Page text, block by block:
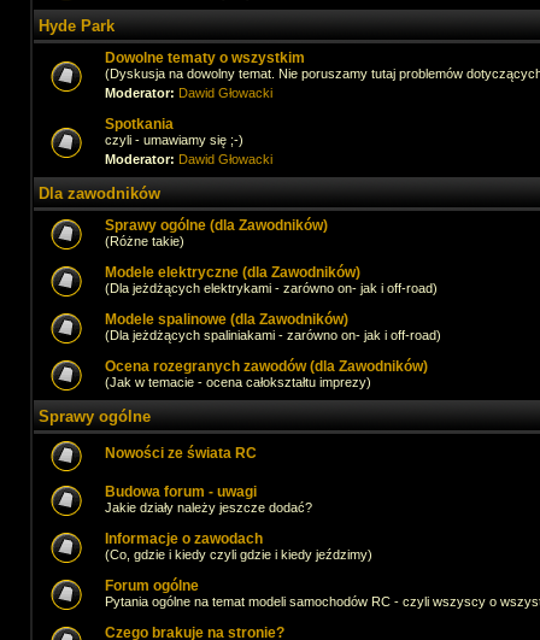
Hyde Park
Dowolne tematy o wszystkim
(Dyskusja na dowolny temat. Nie poruszamy tutaj problemów
Moderator: Dawid Głowacki
Spotkania
czyli - umawiamy się ;-)
Moderator: Dawid Głowacki
Dla zawodników
Sprawy ogólne (dla Zawodników)
(Różne takie)
Modele elektryczne (dla Zawodników)
(Dla jeżdżących elektrykami - zarówno on- jak i off-road)
Modele spalinowe (dla Zawodników)
(Dla jeżdżących spaliniakami - zarówno on- jak i off-road)
Ocena rozegranych zawodów (dla Zawodników)
(Jak w temacie - ocena całokształtu imprezy)
Sprawy ogólne
Nowości ze świata RC
Budowa forum - uwagi
Jakie działy należy jeszcze dodać?
Informacje o zawodach
(Co, gdzie i kiedy czyli gdzie i kiedy jeździmy)
Forum ogólne
Pytania ogólne na temat modeli samochodów RC - czyli wszyscy o
Czego brakuje na stronie?